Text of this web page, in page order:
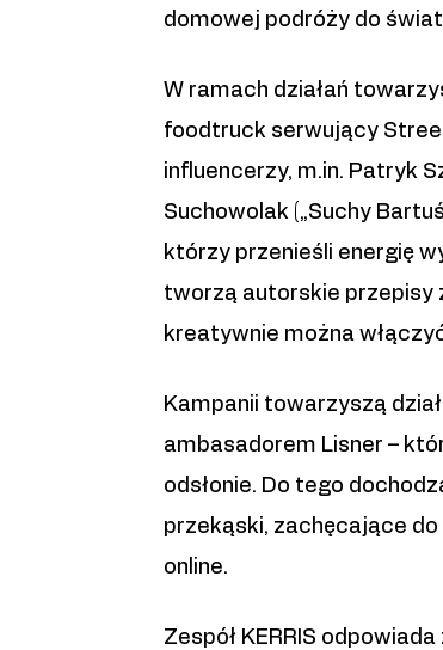
domowej podróży do
W ramach działań
foodtruck serwujący
influencerzy, m.in. Patryk
Suchowolak („Suchy
którzy przenieśli energię
tworzą autorskie przepisy
kreatywnie można
Kampanii towarzyszą
ambasadorem Lisner –
odsłonie. Do tego
przekąski, zachęcające
online.
Zespół KERRIS